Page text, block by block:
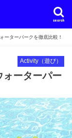
search
ーターパークを徹底比較！
Activity（遊び）
ォーターパー